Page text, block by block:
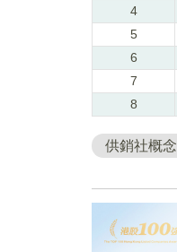
4
5
6
7
8
供銷社概念